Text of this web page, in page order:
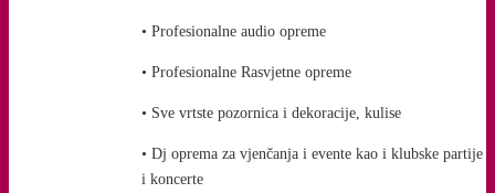
• Profesionalne audio opreme
• Profesionalne Rasvjetne opreme
• Sve vrtste pozornica i dekoracije, kulise
• Dj oprema za vjenčanja i evente kao i klubske partije
i koncerte